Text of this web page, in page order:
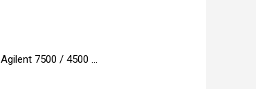
Agilent 7500 / 4500